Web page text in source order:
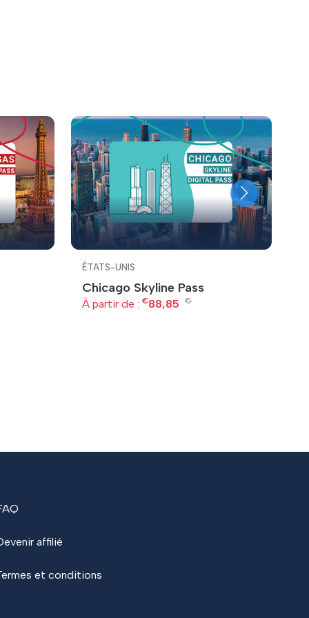
ÉTATS-UNIS
Chicago Skyline Pass
À partir de : €88,85 €
affilié
et conditions